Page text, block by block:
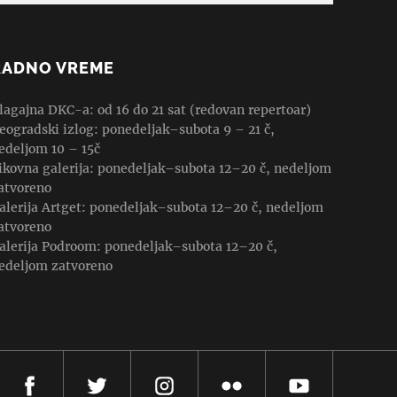
VREME
DKC-a: od 16 do 21 sat (redovan repertoar)
izlog: ponedeljak–subota 9 – 21 č,
10 – 15č
galerija: ponedeljak–subota 12–20 č, nedeljom
Artget: ponedeljak–subota 12–20 č, nedeljom
Podroom: ponedeljak–subota 12–20 č,
zatvoreno